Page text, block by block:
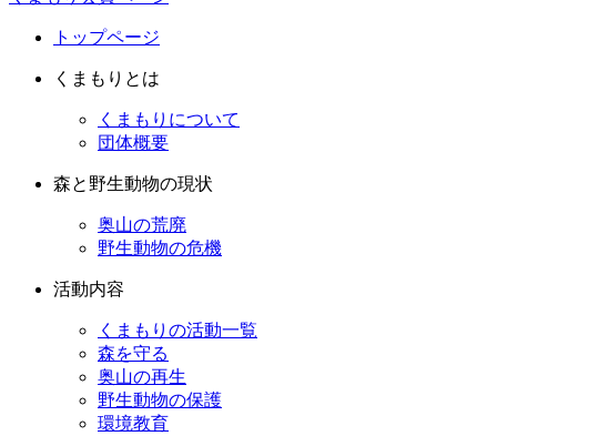
トップページ
くまもりとは
くまもりについて
団体概要
森と野生動物の現状
奥山の荒廃
野生動物の危機
活動内容
くまもりの活動一覧
森を守る
奥山の再生
野生動物の保護
環境教育